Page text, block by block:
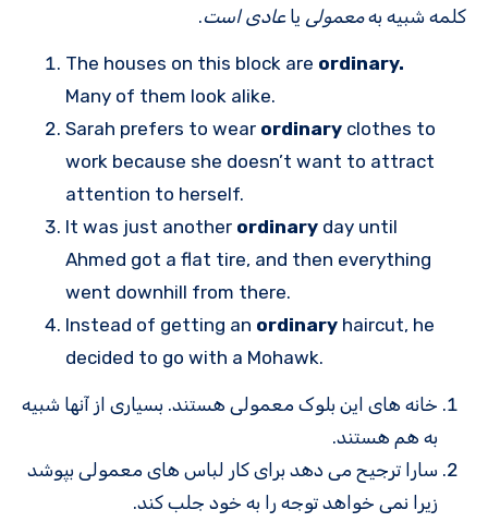
کلمه شبیه بهمعمولی یاعادی است.
The houses on this block are ordinary.
Many of them look alike.
Sarah prefers to wear ordinary clothes to
work because she doesn’t want to attract
attention to herself.
It was just another ordinary day until
Ahmed got a flat tire, and then everything
went downhill from there.
Instead of getting an ordinary haircut, he
decided to go with a Mohawk.
خانه های این بلوک معمولی هستند. بسیاری از آنها شبیه
به هم هستند.
سارا ترجیح می دهد برای کار لباس های معمولی بپوشد
زیرا نمی خواهد توجه را به خود جلب کند.